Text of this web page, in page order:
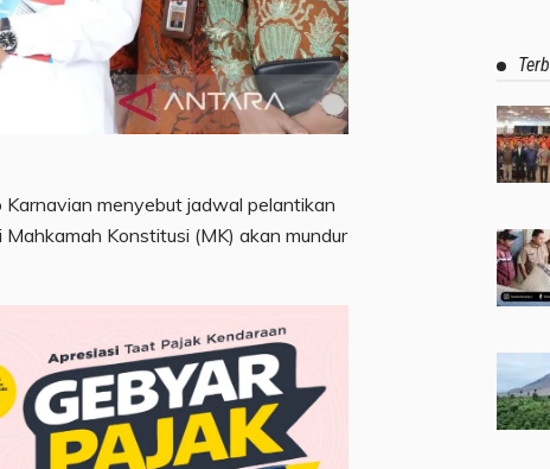
menyebut jadwal pelantikan
Konstitusi (MK) akan mundur